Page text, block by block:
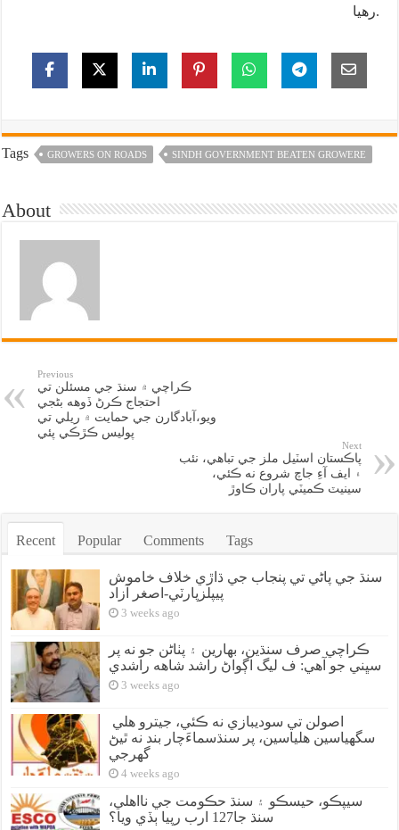
رهيا.
Tags GROWERS ON ROADS SINDH GOVERNMENT BEATEN GROWERE
About
Previous
ڪراچي ۾ سنڌ جي مسئلن تي
احتجاج ڪرڻ ڏوهه بڻجي
ويو،آبادگارن جي حمايت ۾ ريلي تي
پوليس ڪڙڪي پئي
Next
پاڪستان اسٽيل ملز جي تباهي، نئب
۽ ايف آءِ جاچ شروع نه ڪئي،
سينيٽ ڪميٽي پاران ڪاوڙ
Recent Popular Comments Tags
سنڌ جي پاڻي تي پنجاب جي ڌاڙي خلاف خاموش
پيپلزپارٽي-اصغر آزاد
3 weeks ago
ڪراچي صرف سنڌين، بهارين ۽ پٺاڻن جو نه پر
سڀني جو آهي: ف ليگ اڳواڻ راشد شاهه راشدي
3 weeks ago
سگهياسين هلياسين، پر سنڌسماءَچار بند نه ٿيڻ
گهرجي
4 weeks ago
سيپڪو، حيسڪو ۽ سنڌ حڪومت جي نااهلي،
سنڌ جا127 ارب رپيا ٻڏي ويا؟